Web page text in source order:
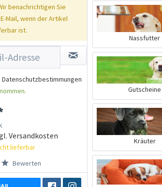
benachrichtigen Sie
Mail, wenn der Artikel
ist.
Datenschutzbestimmungen
Versandkosten
lieferbar
Bewerten
Nassfutter
Gutscheine
Kräuter